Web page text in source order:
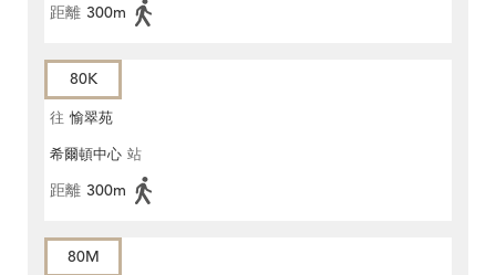
距離 300m
80K
往 愉翠苑
希爾頓中心 站
距離 300m
80M